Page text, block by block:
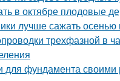
в октябре плодовые
лучше сажать осенью
трехфазной в
для фундамента своими